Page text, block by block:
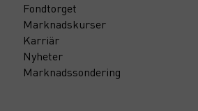
Fondtorget
Marknadskurser
Karriär
Nyheter
Marknadssondering